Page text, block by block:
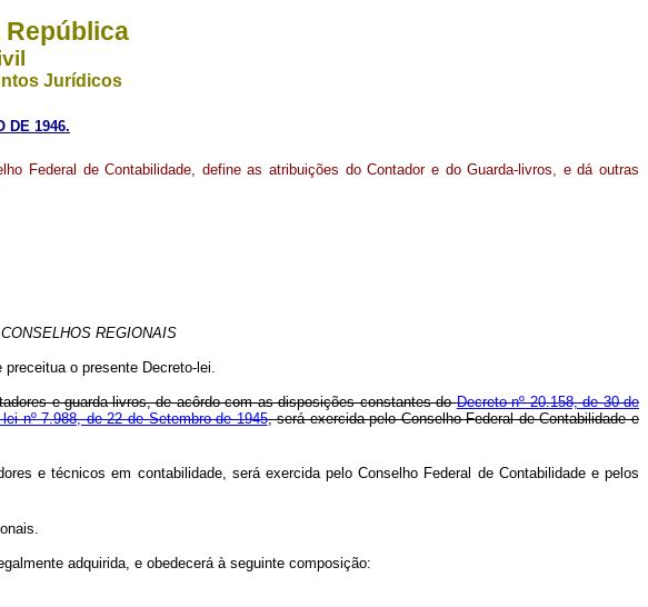
República
Jurídicos
DE 1946.
Federal de Contabilidade, define as atribuições do Contador e do Guarda-livros, e dá outras
REGIONAIS
o presente Decreto-lei.
e guarda-livros, de acôrdo com as disposições constantes doDecreto nº 20.158, de 30 de
lei nº 7.988, de 22 de Setembro de 1945, será exercida pelo Conselho Federal de Contabilidade e
e técnicos em contabilidade, será exercida pelo Conselho Federal de Contabilidade e pelos
adquirida, e obedecerá à seguinte composição: